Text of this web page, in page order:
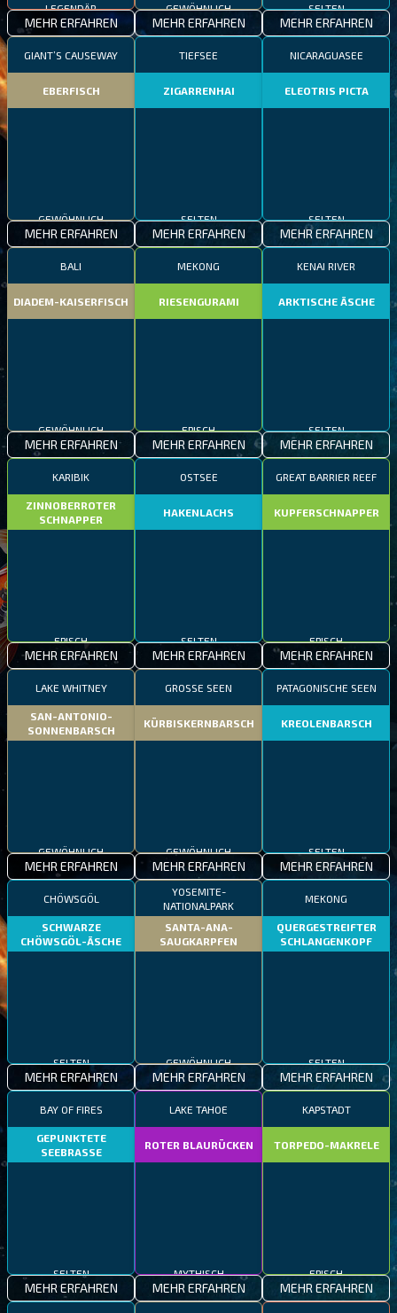
MEHR ERFAHREN MEHR ERFAHREN
SELTEN
MEHR ERFAHREN
GIANT’S CAUSEWAY
EBERFISCH
GEWÖHNLICH
MEHR ERFAHREN
TIEFSEE
ZIGARRENHAI
SELTEN
MEHR ERFAHREN
NICARAGUASEE
ELEOTRIS PICTA
SELTEN
MEHR ERFAHREN
BALI
DIADEM-KAISERFISCH
GEWÖHNLICH
MEHR ERFAHREN
MEKONG
RIESENGURAMI
EPISCH
MEHR ERFAHREN
KENAI RIVER
ARKTISCHE ÄSCHE
SELTEN
MEHR ERFAHREN
KARIBIK
ZINNOBERROTER
SCHNAPPER
EPISCH
MEHR ERFAHREN
OSTSEE
HAKENLACHS
SELTEN
MEHR ERFAHREN
GREAT BARRIER REEF
KUPFERSCHNAPPER
EPISCH
MEHR ERFAHREN
LAKE WHITNEY
SAN-ANTONIO-
SONNENBARSCH
GEWÖHNLICH
MEHR ERFAHREN
GROSSE SEEN
KÜRBISKERNBARSCH
GEWÖHNLICH
MEHR ERFAHREN
PATAGONISCHE SEEN
KREOLENBARSCH
SELTEN
MEHR ERFAHREN
CHÖWSGÖL
SCHWARZE
CHÖWSGÖL-ÄSCHE
SELTEN
MEHR ERFAHREN
YOSEMITE-
NATIONALPARK
SANTA-ANA-
SAUGKARPFEN
GEWÖHNLICH
MEHR ERFAHREN
MEKONG
QUERGESTREIFTER
SCHLANGENKOPF
SELTEN
MEHR ERFAHREN
BAY OF FIRES
GEPUNKTETE
SEEBRASSE
SELTEN
MEHR ERFAHREN
LAKE TAHOE
ROTER BLAURÜCKEN
MYTHISCH
MEHR ERFAHREN
KAPSTADT
TORPEDO-MAKRELE
EPISCH
MEHR ERFAHREN